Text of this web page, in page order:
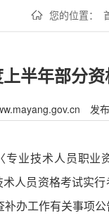
您的位置：
半年部分
发
业技术人员职
人员资格考试
办工作有关事项公